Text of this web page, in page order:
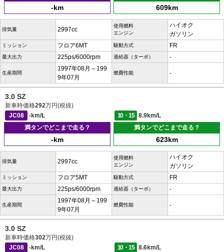
-km 609km
排気量 2997cc
使用燃料
エンジン
ハイオク
ガソリン
ミッション フロア6MT 駆動方式 FR
最大出力 225ps/6000rpm 過給器（ターボ） -
生産期間
1997年08月～199
9年07月
燃費性能 -
3.0 SZ
新車時価格292万円(税抜)
JC08
-km/L 10・15
8.9km/L
満タンでどこまで走る？
-km
満タンでどこまで走る？
623km
排気量 2997cc
使用燃料
エンジン
ハイオク
ガソリン
ミッション フロア5MT 駆動方式 FR
最大出力 225ps/6000rpm 過給器（ターボ） -
生産期間
1997年08月～199
9年07月
燃費性能 -
3.0 SZ
新車時価格302万円(税抜)
JC08
-km/L 10・15
8.6km/L